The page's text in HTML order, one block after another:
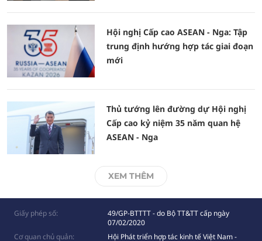
Hội nghị Cấp cao ASEAN - Nga: Tập
trung định hướng hợp tác giai đoạn
mới
Thủ tướng lên đường dự Hội nghị
Cấp cao kỷ niệm 35 năm quan hệ
ASEAN - Nga
XEM THÊM
Giấy phép số:
49/GP-BTTTT - do Bộ TT&TT cấp ngày
07/02/2020
Cơ quan chủ quản:
Hội Phát triển hợp tác kinh tế Việt Nam -